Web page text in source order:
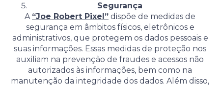
Segurança
A “Joe Robert Pixel” dispõe de medidas de
segurança em âmbitos físicos, eletrônicos e
administrativos, que protegem os dados pessoais e
suas informações. Essas medidas de proteção nos
auxiliam na prevenção de fraudes e acessos não
autorizados às informações, bem como na
manutenção da integridade dos dados. Além disso,